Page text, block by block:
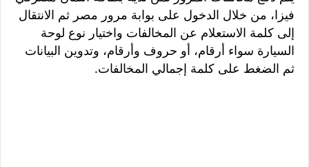
فيزا، من خلال الدخول على بوابة مرور مصر ثم الانتقال
إلى كلمة الاستعلام عن المخالفات واختيار نوع لوحة
السيارة سواء أرقام، أو حروف وأرقام، وتدوين البيانات
ثم الضغط على كلمة إجمالي المخالفات.